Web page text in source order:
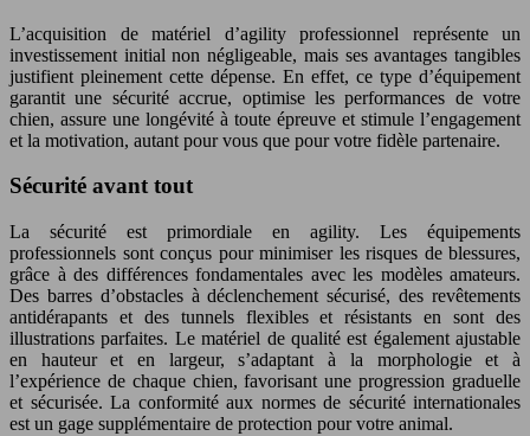
L’acquisition de matériel d’agility professionnel représente un
investissement initial non négligeable, mais ses avantages tangibles
justifient pleinement cette dépense. En effet, ce type d’équipement
garantit une sécurité accrue, optimise les performances de votre
chien, assure une longévité à toute épreuve et stimule l’engagement
et la motivation, autant pour vous que pour votre fidèle partenaire.
Sécurité avant tout
La sécurité est primordiale en agility. Les équipements
professionnels sont conçus pour minimiser les risques de blessures,
grâce à des différences fondamentales avec les modèles amateurs.
Des barres d’obstacles à déclenchement sécurisé, des revêtements
antidérapants et des tunnels flexibles et résistants en sont des
illustrations parfaites. Le matériel de qualité est également ajustable
en hauteur et en largeur, s’adaptant à la morphologie et à
l’expérience de chaque chien, favorisant une progression graduelle
et sécurisée. La conformité aux normes de sécurité internationales
est un gage supplémentaire de protection pour votre animal.